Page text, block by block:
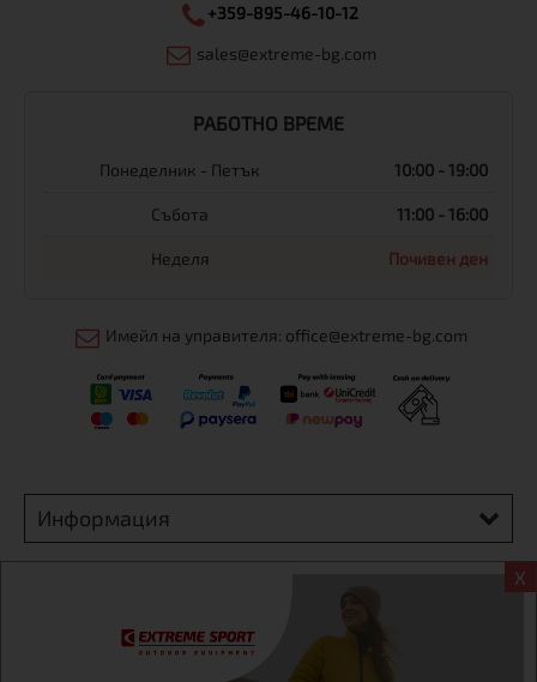
X
+359-895-46-10-12
sales@extreme-bg.com
РАБОТНО ВРЕМЕ
Понеделник - Петък 10:00 - 19:00
Събота 11:00 - 16:00
Неделя Почивен ден
Имейл на управителя: office@extreme-bg.com
Информация
гр.София,бул. Дондуков 42, тел.:+359 895461012